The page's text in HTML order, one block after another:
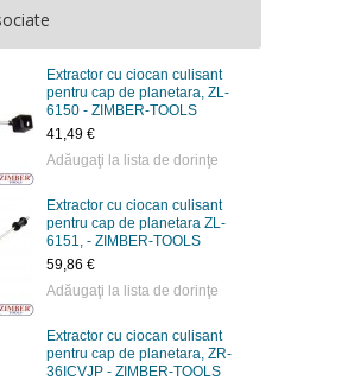
Extractor cu ciocan culisant
pentru cap de planetara, ZL-
6150 - ZIMBER-TOOLS
41,49 €
Adăugaţi la lista de dorinţe
Extractor cu ciocan culisant
pentru cap de planetara ZL-
6151, - ZIMBER-TOOLS
59,86 €
Adăugaţi la lista de dorinţe
Extractor cu ciocan culisant
pentru cap de planetara, ZR-
36ICVJP - ZIMBER-TOOLS